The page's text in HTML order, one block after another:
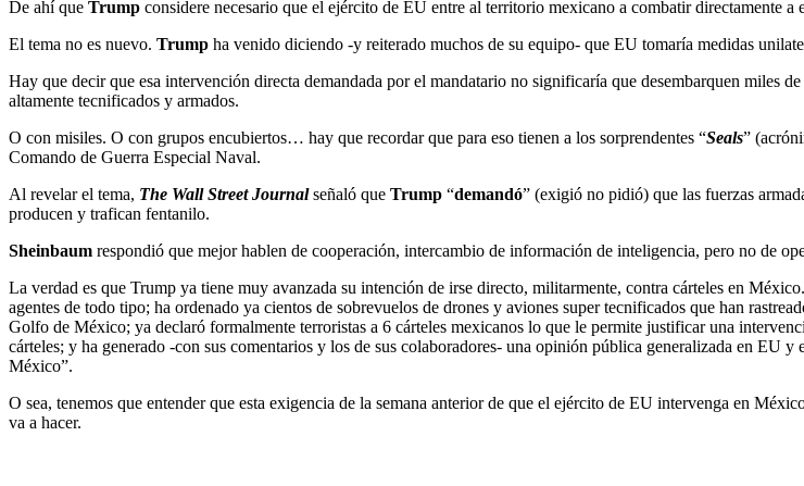
De ahí que Trump considere necesario que el ejército de EU entre al territorio mexicano a combatir directamente a
El tema no es nuevo. Trump ha venido diciendo -y reiterado muchos de su equipo- que EU tomaría medidas
Hay que decir que esa intervención directa demandada por el mandatario no significaría que desembarquen miles
altamente tecnificados y armados.
O con misiles. O con grupos encubiertos… hay que recordar que para eso tienen a los sorprendentes “Seals”
Comando de Guerra Especial Naval.
Al revelar el tema, The Wall Street Journalseñaló que Trump “demandó” (exigió no pidió) que las fuerzas
producen y trafican fentanilo.
Sheinbaum respondió que mejor hablen de cooperación, intercambio de información de inteligencia, pero no de
La verdad es que Trump ya tiene muy avanzada su intención de irse directo, militarmente, contra cárteles en
agentes de todo tipo; ha ordenado ya cientos de sobrevuelos de drones y aviones super tecnificados que han
Golfo de México; ya declaró formalmente terroristas a 6 cárteles mexicanos lo que le permite justificar una
cárteles; y ha generado -con sus comentarios y los de sus colaboradores- una opinión pública generalizada en
México”.
O sea, tenemos que entender que esta exigencia de la semana anterior de que el ejército de EU intervenga en
va a hacer.